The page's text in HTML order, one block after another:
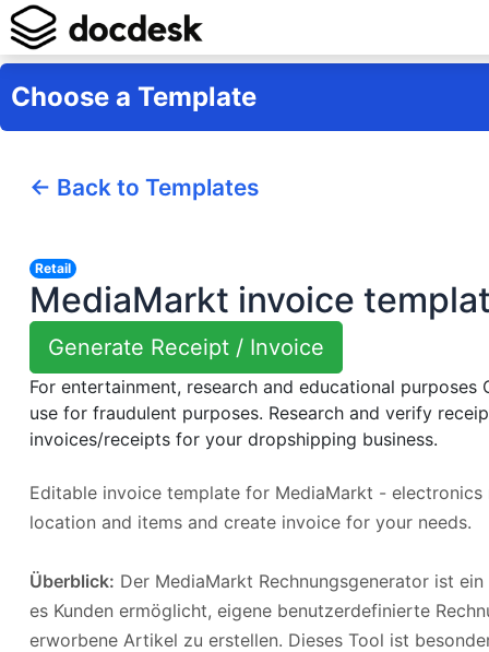
Choose a Template
← Back to Templates
Retail
MediaMarkt invoice
Generate Receipt / Invoice
For entertainment, research and educational purposes
use for fraudulent purposes. Research and verify
invoices/receipts for your dropshipping business.
Editable invoice template for MediaMarkt - electronics
location and items and create invoice for your needs.
Überblick: Der MediaMarkt Rechnungsgenerator ist
es Kunden ermöglicht, eigene benutzerdefinierte
erworbene Artikel zu erstellen. Dieses Tool ist